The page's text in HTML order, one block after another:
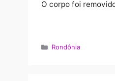
Em ato de